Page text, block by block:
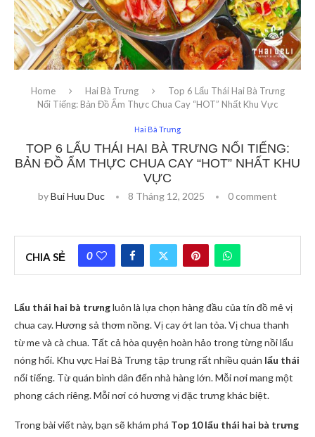
Home Hai Bà Trưng
Top 6 Lẩu Thái Hai Bà Trưng
Nổi Tiếng: Bản Đồ Ẩm Thực Chua Cay “HOT” Nhất Khu Vực
Hai Bà Trưng
TOP 6 LẨU THÁI HAI BÀ TRƯNG NỔI TIẾNG:
BẢN ĐỒ ẨM THỰC CHUA CAY “HOT” NHẤT KHU
VỰC
byBui Huu Duc 8 Tháng 12, 2025 0 comment
CHIA SẺ 0
Lẩu thái hai bà trưngluôn là lựa chọn hàng đầu của tín đồ mê vị
chua cay. Hương sả thơm nồng. Vị cay ớt lan tỏa. Vị chua thanh
từ me và cà chua. Tất cả hòa quyện hoàn hảo trong từng nồi lẩu
nóng hổi. Khu vực Hai Bà Trưng tập trung rất nhiều quán lẩu thái
nổi tiếng. Từ quán bình dân đến nhà hàng lớn. Mỗi nơi mang một
phong cách riêng. Mỗi nơi có hương vị đặc trưng khác biệt.
Trong bài viết này, bạn sẽ khám phá Top 10 lẩu thái hai bà trưng